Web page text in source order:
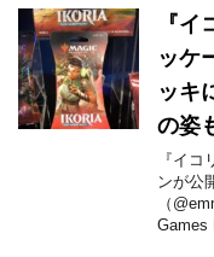
『
ッケ
ッキ
の姿
『イ
ンが公
（
Games